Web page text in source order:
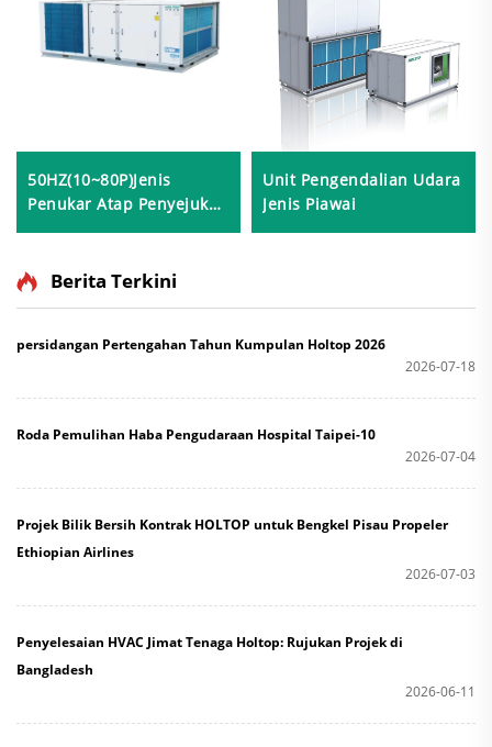
50HZ(10~80P)Jenis
Penukar Atap Penyejuk
Udara
Unit Pengendalian Udara
Jenis Piawai
Berita Terkini
persidangan Pertengahan Tahun Kumpulan Holtop 2026
2026-07-18
Roda Pemulihan Haba Pengudaraan Hospital Taipei-10
2026-07-04
Projek Bilik Bersih Kontrak HOLTOP untuk Bengkel Pisau Propeler
Ethiopian Airlines
2026-07-03
Penyelesaian HVAC Jimat Tenaga Holtop: Rujukan Projek di
Bangladesh
2026-06-11